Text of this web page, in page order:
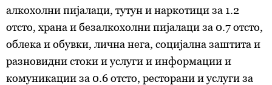
алкохолни пијалаци, тутун и наркотици за 1.2
отсто, храна и безалкохолни пијалаци за 0.7 отсто,
облека и обувки, лична нега, социјална заштита и
разновидни стоки и услуги и информации и
комуникации за 0.6 отсто, ресторани и услуги за